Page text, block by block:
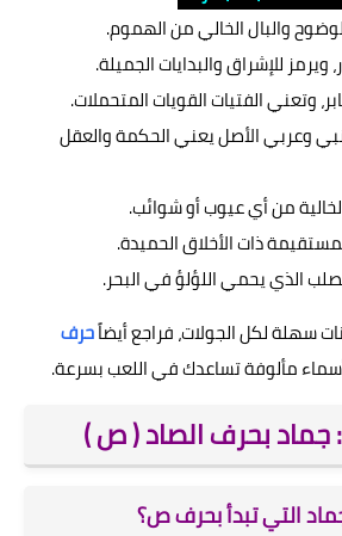
والبال الخالي من الهموم.
ويرمز للإشراق والبدايات الجميلة.
وتعني الفتيات القويات المتحملات.
وعربي الأصل يعني الحكمة والعقل
من أي عيوب أو شوائب.
ذات الأخلاق الحميدة.
الذي يحمي اللؤلؤ في البحر.
سهلة لكل الجولات، فراجع أيضاًحرف
مألوفة تساعدك في اللعب بسرعة.
جماد بحرف الصاد ( ص )
التي تبدأ بحرف ص؟